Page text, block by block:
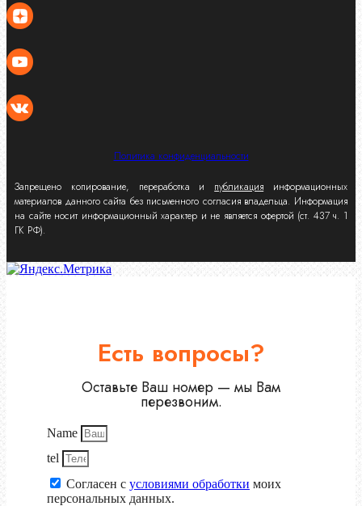
Политика конфиденциальности
Запрещено копирование, переработка и публикация информационных
материалов данного сайта без письменного согласия владельца. Информация
на сайте носит информационный характер и не является офертой (ст. 437 ч. 1
ГК РФ).
Есть вопросы?
Оставьте Ваш номер — мы Вам
перезвоним.
Name
tel
Согласен с условиями обработки моих
персональных данных.